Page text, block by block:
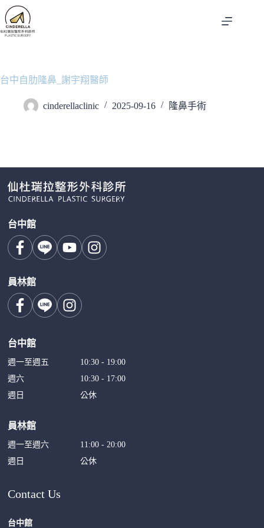
跳
至
主
容
台中自肋隆鼻_謝宇翔醫師
cinderellaclinic 2025-09-16 隆鼻手術
台中館
員林館
Contact Us
台中館
台中館
週一至週五
週六
週日
10:30 - 19:00
10:30 - 17:00
公休
員林館
週一至週六
週日
11:00 - 20:00
公休